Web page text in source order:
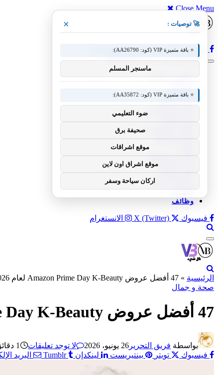
Close Menu
فيسبوك X (Twitter) الانستغرام
عناوين رئيسية
الرياضية
أخبار السعودية
علوم وتكنولوجيا
أدب وثقافة
سياحة وترفيه
وظائف
فيسبوك X (Twitter) الانستغرام
الرئيسية » 47 أفضل عروض Amazon Prime Day K-Beauty لعام 2026
صحة و جمال
47 أفضل عروض Amazon Prime Day K-Beauty لعام 2026
بواسطة فريق التحرير 26 يونيو، 2026 لا توجد تعليقات
1 دقائق
فيسبوك
تويتر بينتيريست لينكدإن Tumblr البريد
🚀 توصيات : ×
⭐ باقة متميزة VIP (كود: AA26790):
ماسنجر المسلم
⭐ باقة متميزة VIP (كود: AA35872):
ضوء التعليمي
صحيفة برق
موقع اشراقات
موقع اشراق اون لاين
اركان سياحة وسفر